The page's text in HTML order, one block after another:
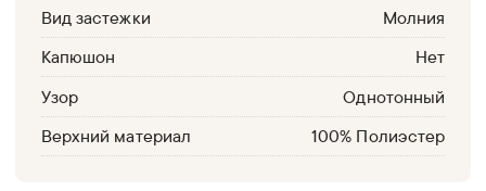
Вид застежки
Молния
Капюшон
Нет
Узор
Однотонный
Верхний материал
100% Полиэстер